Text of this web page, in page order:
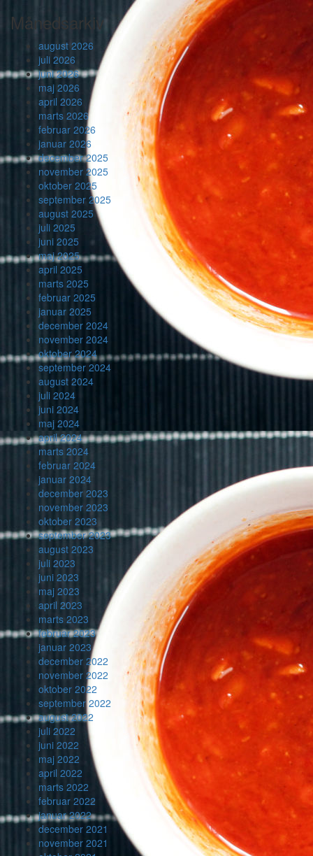
Månedsarkiv
august 2026
juli 2026
juni 2026
maj 2026
april 2026
marts 2026
februar 2026
januar 2026
december 2025
november 2025
oktober 2025
september 2025
august 2025
juli 2025
juni 2025
maj 2025
april 2025
marts 2025
februar 2025
januar 2025
december 2024
november 2024
oktober 2024
september 2024
august 2024
juli 2024
juni 2024
maj 2024
april 2024
marts 2024
februar 2024
januar 2024
december 2023
november 2023
oktober 2023
september 2023
august 2023
juli 2023
juni 2023
maj 2023
april 2023
marts 2023
februar 2023
januar 2023
december 2022
november 2022
oktober 2022
september 2022
august 2022
juli 2022
juni 2022
maj 2022
april 2022
marts 2022
februar 2022
januar 2022
december 2021
november 2021